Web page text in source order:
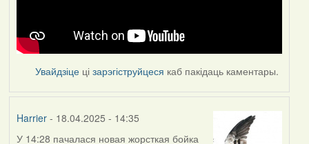
Увайдзіце цізарэгіструйцеся каб пакідаць каментары.
Harrier- 18.04.2025 - 14:35
У 14:28 пачалася новая жорсткая бойка